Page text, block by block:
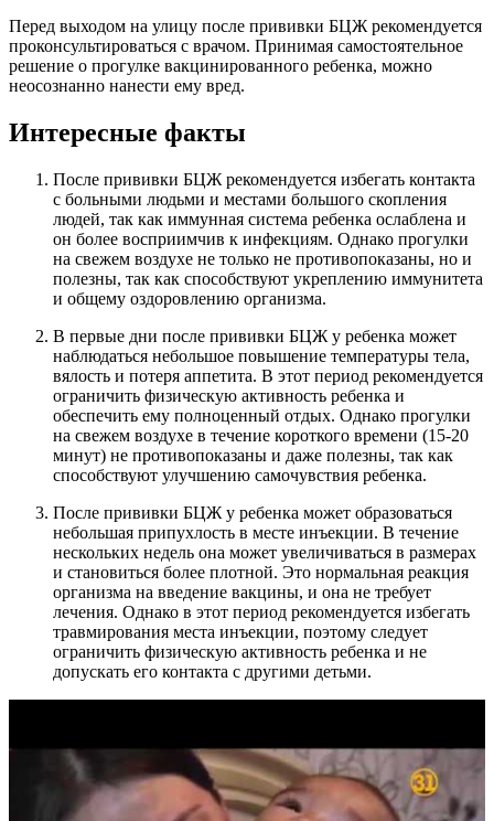
Перед выходом на улицу после прививки БЦЖ рекомендуется
проконсультироваться с врачом. Принимая самостоятельное
решение о прогулке вакцинированного ребенка, можно
неосознанно нанести ему вред.
Интересные факты
После прививки БЦЖ рекомендуется избегать контакта
с больными людьми и местами большого скопления
людей, так как иммунная система ребенка ослаблена и
он более восприимчив к инфекциям. Однако прогулки
на свежем воздухе не только не противопоказаны, но и
полезны, так как способствуют укреплению иммунитета
и общему оздоровлению организма.
В первые дни после прививки БЦЖ у ребенка может
наблюдаться небольшое повышение температуры тела,
вялость и потеря аппетита. В этот период рекомендуется
ограничить физическую активность ребенка и
обеспечить ему полноценный отдых. Однако прогулки
на свежем воздухе в течение короткого времени (15-20
минут) не противопоказаны и даже полезны, так как
способствуют улучшению самочувствия ребенка.
После прививки БЦЖ у ребенка может образоваться
небольшая припухлость в месте инъекции. В течение
нескольких недель она может увеличиваться в размерах
и становиться более плотной. Это нормальная реакция
организма на введение вакцины, и она не требует
лечения. Однако в этот период рекомендуется избегать
травмирования места инъекции, поэтому следует
ограничить физическую активность ребенка и не
допускать его контакта с другими детьми.